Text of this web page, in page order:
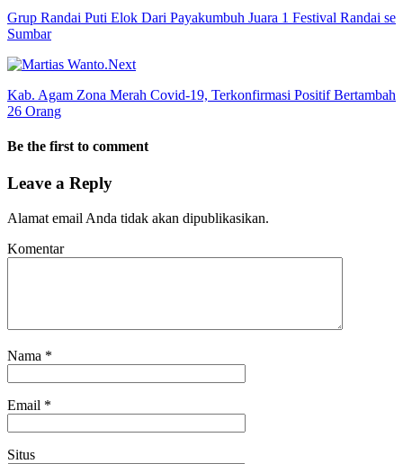
Grup Randai Puti Elok Dari Payakumbuh Juara 1 Festival Randai se
Sumbar
Next
Kab. Agam Zona Merah Covid-19, Terkonfirmasi Positif Bertambah
26 Orang
Be the first to comment
Leave a Reply
Alamat email Anda tidak akan dipublikasikan.
Komentar
Nama *
Email *
Situs